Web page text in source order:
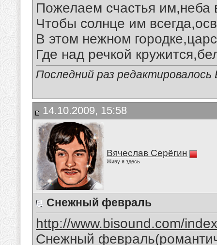
Пожелаем счастья им,неба
Чтобы солнце им
В этом нежном
Где над речкой
Последний раз
14.10.2009, 15:58
Вячеслав Серёгин
Живу я здесь
Снежный февраль
http://www.bisound.com/
Снежный